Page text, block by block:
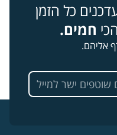
כל הזמן
חמים.
אליהם.